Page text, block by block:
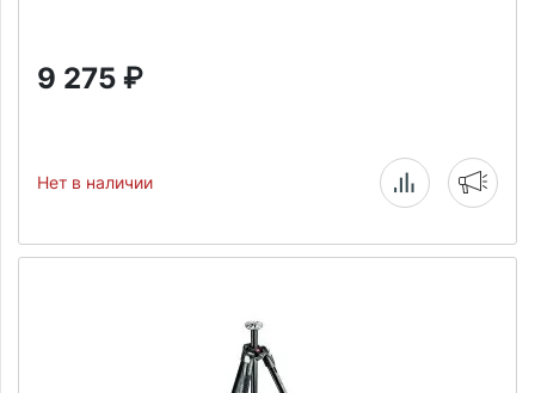
9 275 ₽
Нет в наличии